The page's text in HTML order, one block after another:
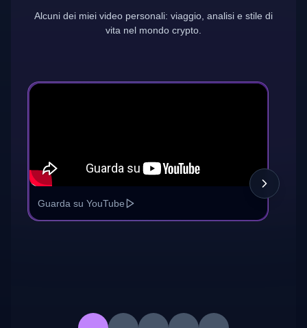
Alcuni dei miei video personali: viaggio, analisi e stile di
vita nel mondo crypto.
Guarda su YouTube